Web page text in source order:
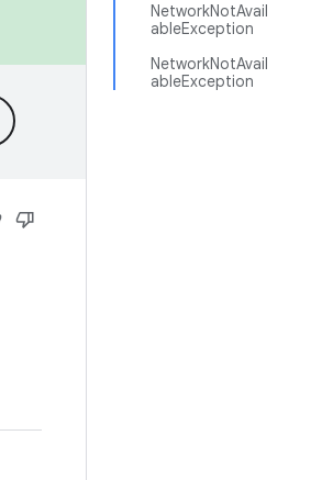
NetworkNotAvail
ableException
NetworkNotAvail
ableException